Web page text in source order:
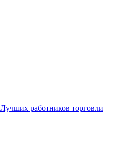
Лучших работников торговли